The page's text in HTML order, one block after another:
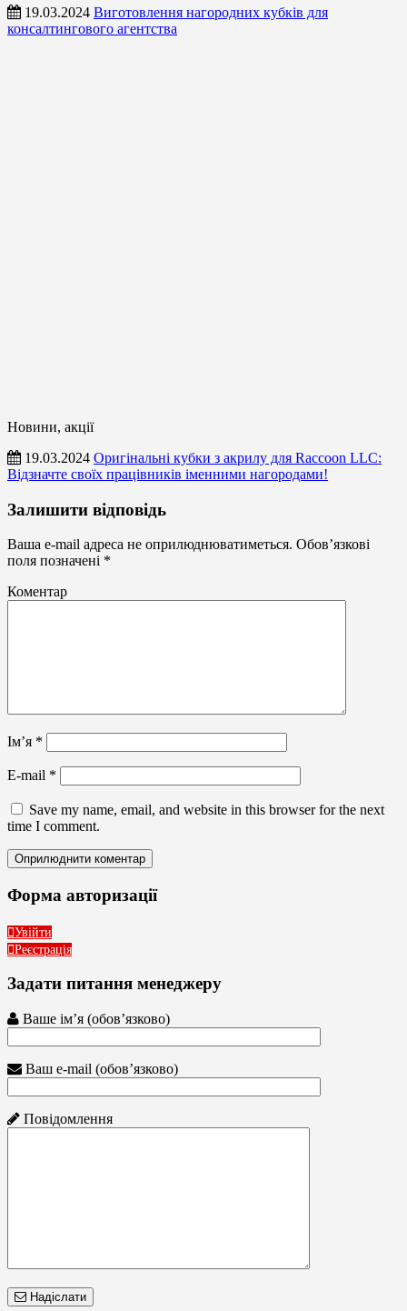
19.03.2024 Виготовлення нагородних кубків для
консалтингового агентства
Новини, акції
19.03.2024 Оригінальні кубки з акрилу для Raccoon LLC:
Відзначте своїх працівників іменними нагородами!
Кубки,
із
акрила
Залишити відповідь
Ваша e-mail адреса не оприлюднюватиметься. Обов’язкові
поля позначені *
Коментар
Ім’я *
E-mail *
Save my name, email, and website in this browser for the next
time I comment.
Форма авторизації
Увійти
Реєстрація
Задати питання менеджеру
Ваше ім’я (обов’язково)
Ваш e-mail (обов’язково)
Повідомлення
Надіслати